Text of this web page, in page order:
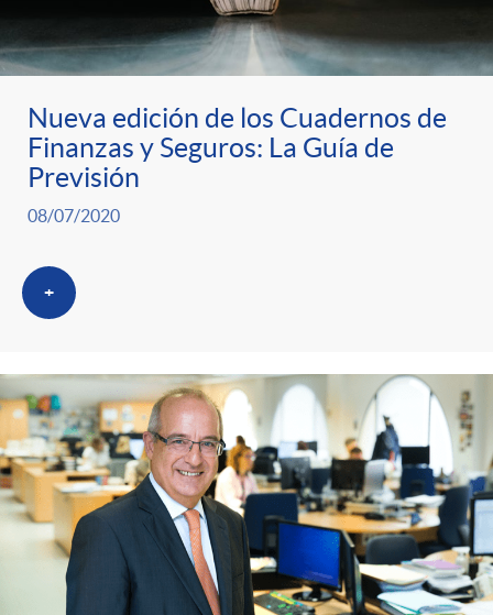
r
a
S
a
a
d
e
n
p
o
r
a
t
e
e
n
i
d
A
n
c
l
i
c
a
d
o
r
d
Nueva edición de los Cuadernos de
Finanzas y Seguros: La Guía de
Previsión
08/07/2020
+